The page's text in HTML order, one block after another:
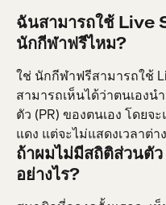
ฉันสามารถใช้ Live
นักกีฬาฟรีไหม?
ใช่ นักกีฬาฟรีสามารถใช้
สามารถเห็นได้ว่าตนเอง
ตัว (PR) ของตนเอง โดยจ
แดง แต่จะไม่แสดงเวลาต่
ถ้าผมไม่มีสถิติส่วนตั
อย่างไร?